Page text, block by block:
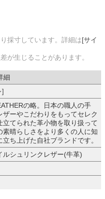
採寸しています。詳細は[サイ
が生じることがあります。
細
]
の略。日本の職人の手
ザーやこだわりをもってセレク
立てられた革小物を取り扱って
素晴らしさをより多くの人に知
ち上げた自社ブランドです。
ルシュリンクレザー(牛革)